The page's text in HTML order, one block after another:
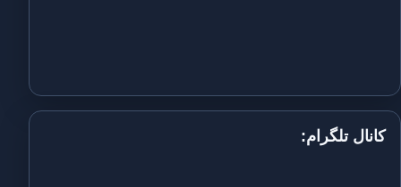
کانال تلگرام: